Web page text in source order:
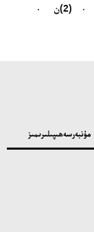
ن
(2)
مۇنبەرسەھىپىلىرىمىز